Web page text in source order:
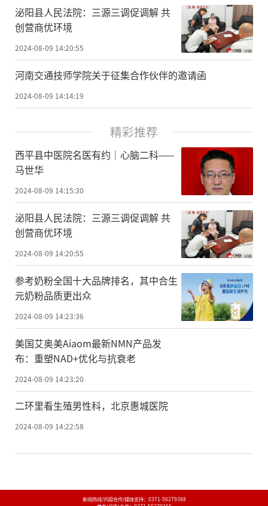
泌阳县人民法院：三源三调促调解 共
创营商优环境
2024-08-09 14:20:55
河南交通技师学院关于征集合作伙伴的邀请函
2024-08-09 14:14:19
精彩推荐
​西平县中医院名医有约｜心脑二科——
马世华
2024-08-09 14:15:30
泌阳县人民法院：三源三调促调解 共
创营商优环境
2024-08-09 14:20:55
参考奶粉全国十大品牌排名，其中合生
元奶粉品质更出众
2024-08-09 14:23:36
美国艾奥美Aiaom最新NMN产品发
布：重塑NAD+优化与抗衰老
2024-08-09 14:23:20
二环里看生殖男性科，北京惠城医院
2024-08-09 14:22:58
新闻热线/内容合作/媒体支持： 0371-56279388